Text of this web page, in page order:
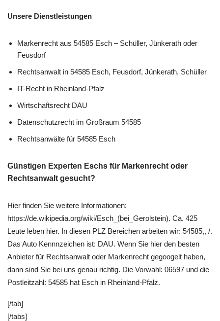
Unsere Dienstleistungen
Markenrecht aus 54585 Esch – Schüller, Jünkerath oder
Feusdorf
Rechtsanwalt in 54585 Esch, Feusdorf, Jünkerath, Schüller
IT-Recht in Rheinland-Pfalz
Wirtschaftsrecht DAU
Datenschutzrecht im Großraum 54585
Rechtsanwälte für 54585 Esch
Günstigen Experten Eschs für Markenrecht oder
Rechtsanwalt gesucht?
Hier finden Sie weitere Informationen:
https://de.wikipedia.org/wiki/Esch_(bei_Gerolstein). Ca. 425
Leute leben hier. In diesen PLZ Bereichen arbeiten wir: 54585,, /.
Das Auto Kennnzeichen ist: DAU. Wenn Sie hier den besten
Anbieter für Rechtsanwalt oder Markenrecht gegoogelt haben,
dann sind Sie bei uns genau richtig. Die Vorwahl: 06597 und die
Postleitzahl: 54585 hat Esch in Rheinland-Pfalz.
[/tab]
[/tabs]